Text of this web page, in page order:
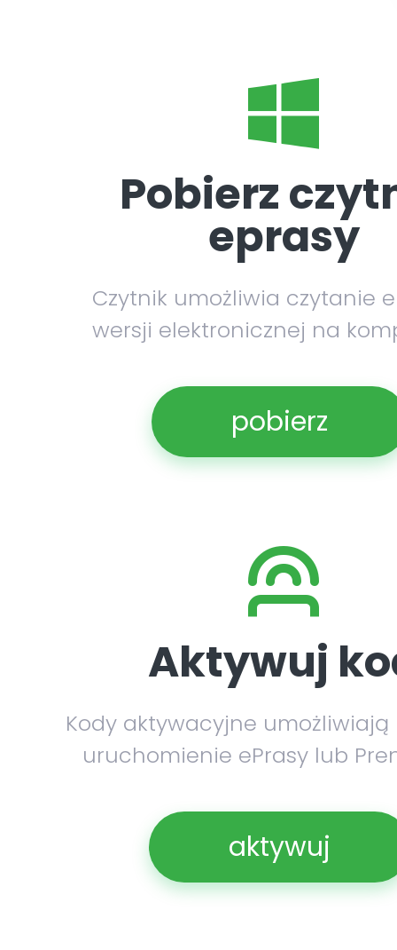
Pobierz
eprasy
Czytnik umożliwia czytanie
wersji elektronicznej na
pobierz
Aktywuj
Kody aktywacyjne umożliwiają
uruchomienie ePrasy lub
aktywuj